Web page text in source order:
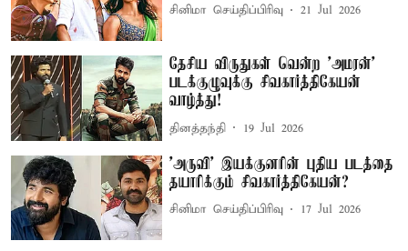
சினிமா செய்திப்பிரிவு 21 Jul 2026
தேசிய விருதுகள் வென்ற 'அமரன்'
படக்குழுவுக்கு சிவகார்த்திகேயன்
வாழ்த்து!
தினத்தந்தி 19 Jul 2026
'அருவி' இயக்குனரின் புதிய படத்தை
தயாரிக்கும் சிவகார்த்திகேயன்?
சினிமா செய்திப்பிரிவு 17 Jul 2026